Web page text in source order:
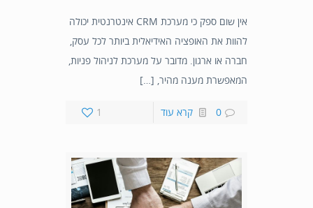
אין שום ספק כי מערכת CRM אינטרנטית יכולה
להוות את האופציה האידיאלית ביותר לכל עסק,
חברה או ארגון. מדובר על מערכת לניהול פניות,
המאפשרת מענה מהיר, […]
1 0 קרא עוד